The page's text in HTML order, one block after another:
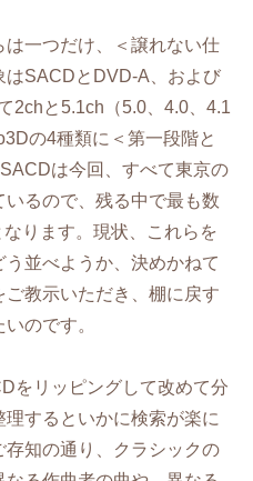
一つだけ、＜譲れない仕
はSACDとDVD-A、および
2chと5.1ch（5.0、4.0、4.1
の4種類に＜第一段階と
は今回、すべて東京の
るので、残る中で最も数
ります。現状、これらを
並べようか、決めかねて
教示いただき、棚に戻す
のです。
をリッピングして改めて分
するといかに検索が楽に
知の通り、クラシックの